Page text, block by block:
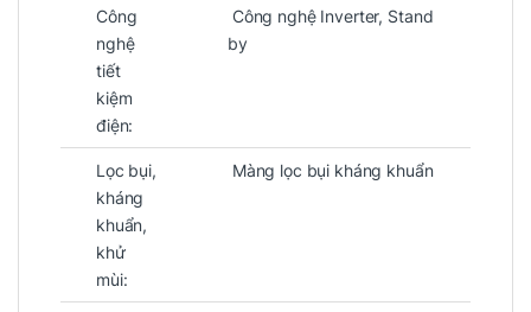
Công
nghệ
tiết
kiệm
điện:
Công nghệ Inverter, Stand
by
Lọc bụi,
kháng
khuẩn,
khử
mùi:
Màng lọc bụi kháng khuẩn